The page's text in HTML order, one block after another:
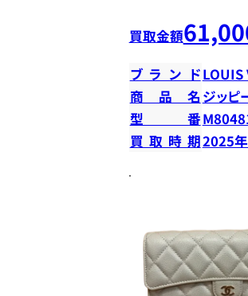
買取金額
ブランドLOUIS
商品名 ジッピ
型番
買取時期2025